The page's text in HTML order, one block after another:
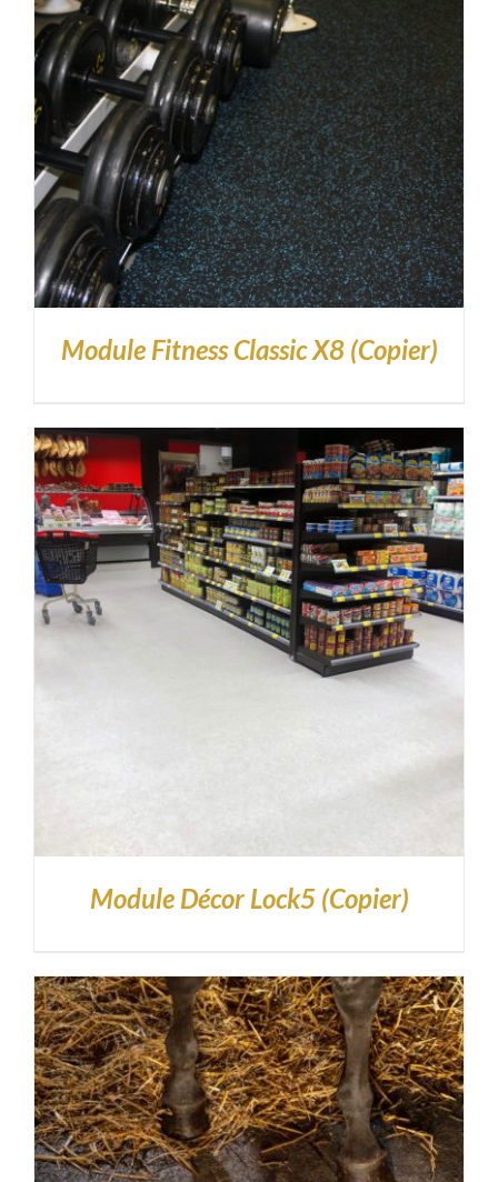
Module Fitness Classic X8 (Copier)
Module Décor Lock5 (Copier)